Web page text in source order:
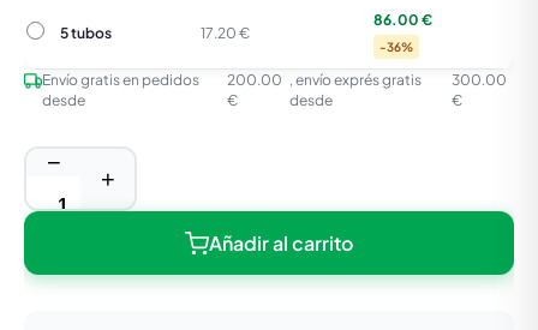
5 tubos5 tubos 17.20 €
86.00 €
-36%
Envío gratis en pedidos
desde
200.00
€
, envío exprés gratis
desde
300.00
€
−
+
Añadir al carrito